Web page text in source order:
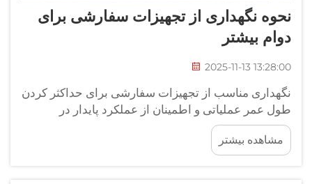
نحوه نگهداری از تجهیزات سفارشی برای
دوام بیشتر
2025-11-13 13:28:00
نگهداری مناسب از تجهیزات سفارشی برای حداکثر کردن
طول عمر عملیاتی و اطمینان از عملکرد پایدار در
کاربردهای مختلف ضروری است. این اجزای تخصصی
سرمایه‌گذاری قابل توجهی برای کسب‌وکارها محسوب
می‌شوند و بنابراین حفظ عملکرد آن‌ها اهمیت زیادی
مشاهده بیشتر